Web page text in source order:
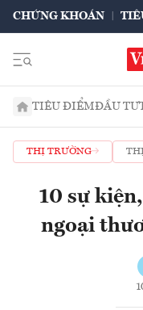
CHỨNG KHOÁN
TIÊU ĐIỂMĐẦU TƯ
THỊ TRƯỜNG
10 sự
ngoại